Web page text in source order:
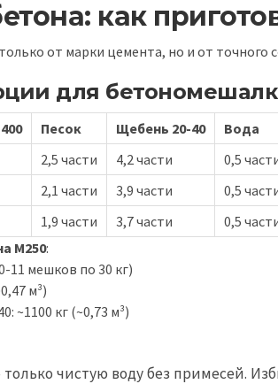
как
от марки цемента, но и от
для
Песок Щебень 20-40
Вода
2,5 части 4,2 части
0,5
2,1 части 3,9 части
0,5
1,9 части 3,7 части
0,5
М250:
11 мешков по 30 кг)
м³)
~1100 кг (~0,73 м³)
только чистую воду без примесей.